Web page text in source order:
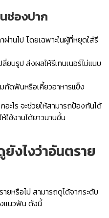
ช่องปาก
านไป โดยเฉพาะในผู้ที่หยุดใส่รี
ยนรูป ส่งผลให้รีเทนเนอร์ไม่แนบ
ดฟันหรือเคี้ยวอาหารแข็ง
อะไร จะช่วยให้สามารถป้องกันได้
ใช้งานได้ยาวนานขึ้น
ยังไงว่าอันตราย
ยหรือไม่ สามารถดูได้จากระดับ
แนวฟัน ดังนี้